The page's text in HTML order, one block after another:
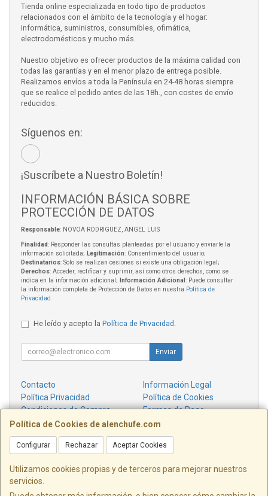
Política de Cookies de alenchufe.com
Configurar Rechazar Aceptar Cookies
Utilizamos cookies propias y de terceros para mejorar nuestros
servicios.
Tienda online especializada en todo tipo de productos
relacionados con el ámbito de la tecnología y el hogar:
informática, suministros, consumibles, ofimática,
electrodomésticos y mucho más.
Nuestro objetivo es ofrecer productos de la máxima calidad con
todas las garantías y en el menor plazo de entrega posible.
Realizamos envíos a toda la Península en 24-48 horas siempre
que se realice el pedido antes de las 18h., con costes de envío
reducidos.
Síguenos en:
¡Suscríbete a Nuestro Boletín!
INFORMACIÓN BÁSICA SOBRE
PROTECCIÓN DE DATOS
Responsable: NOVOA RODRIGUEZ, ANGEL LUIS
Finalidad: Responder las consultas planteadas por el usuario y enviarle la
información solicitada; Legitimación: Consentimiento del usuario;
Destinatarios: Solo se realizan cesiones si existe una obligación legal;
Derechos: Acceder, rectificar y suprimir, así como otros derechos, como se
indica en la información adicional;
Información Adicional : Puede consultar
la información completa de Protección de Datos en nuestra Política de
Privacidad .
He leído y acepto la Política de Privacidad .
Enviar
Contacto
Información Legal
Política Privacidad
Política de Cookies
Condiciones de Compra
Formas de Pago
¿Quienes Somos?
Contacto
info@alenchufe.com